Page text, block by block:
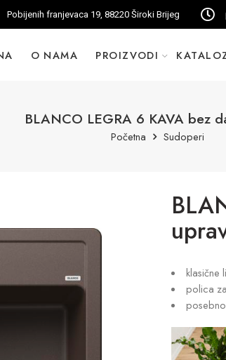
Pobijenih franjevaca 19, 88220 Široki Brijeg
O NAMA PROIZVODI
BLANCO LEGRA 6 KAVA bez
Početna Sudoperi
klasične
polica